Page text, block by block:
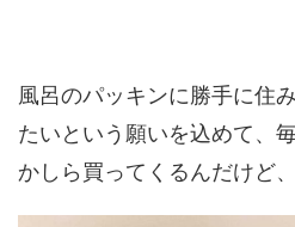
風呂のパッキンに勝手に住
たいという願いを込めて、
かしら買ってくるんだけど